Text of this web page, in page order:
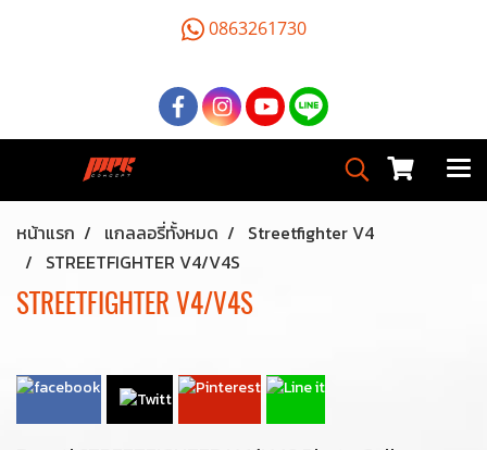
0863261730
หน้าแรก แกลลอรี่ทั้งหมด
Streetfighter V4
STREETFIGHTER V4/V4S
STREETFIGHTER V4/V4S